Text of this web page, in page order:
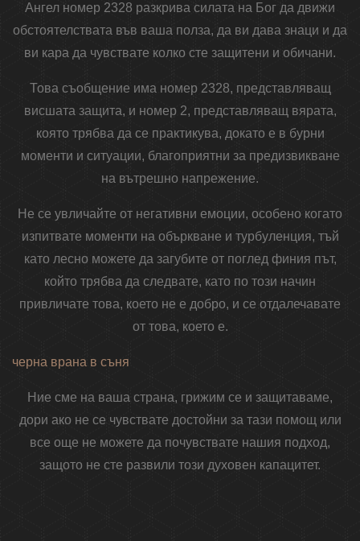
Ангел номер 2328 разкрива силата на Бог да движи
обстоятелствата във ваша полза, да ви дава знаци и да
ви кара да чувствате колко сте защитени и обичани.
Това съобщение има номер 2328, представляващ
висшата защита, и номер 2, представляващ вярата,
която трябва да се практикува, докато е в бурни
моменти и ситуации, благоприятни за предизвикване
на вътрешно напрежение.
Не се увличайте от негативни емоции, особено когато
изпитвате моменти на объркване и турбуленция, тъй
като лесно можете да загубите от поглед финия път,
който трябва да следвате, като по този начин
привличате това, което не е добро, и се отдалечавате
от това, което е.
черна врана в съня
Ние сме на ваша страна, грижим се и защитаваме,
дори ако не се чувствате достойни за тази помощ или
все още не можете да почувствате нашия подход,
защото не сте развили този духовен капацитет.